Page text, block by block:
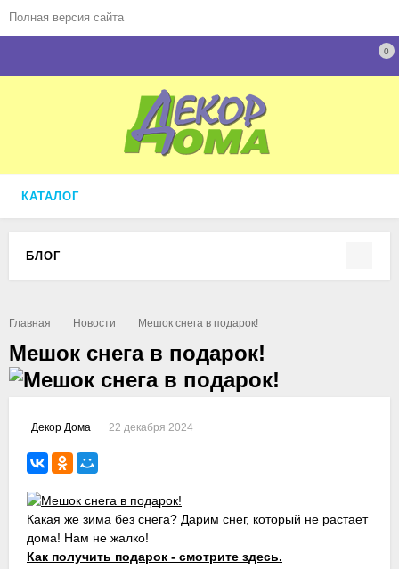
Полная версия сайта
0
КАТАЛОГ
Главная Новости Мешок снега в подарок!
Мешок снега в подарок!
Декор Дома 22 декабря 2024
Какая же зима без снега? Дарим снег, который не растает
дома! Нам не жалко!
Как получить подарок - смотрите здесь.
БЛОГ